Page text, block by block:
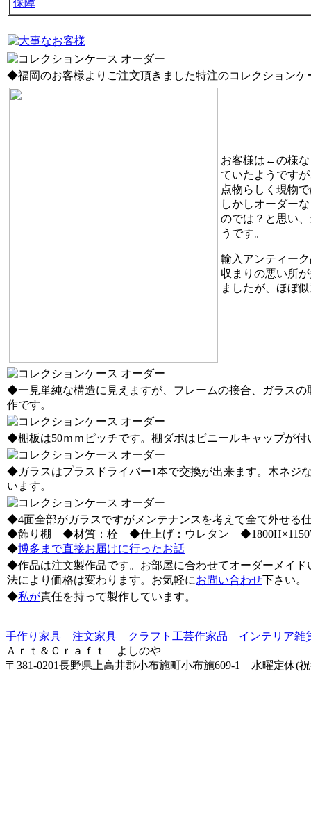
保障
◆福岡のお客様よりご注文頂きました特注のコレクションケ
お客様は←の様な
ていたようです
点物らしく現物
しかしオーダー
のでは？と思い
うです。
輸入アンティー
収まりの悪い所
ましたが、ほぼ
◆一見単純な構造に見えますが、フレームの接合、ガラスの
作です。
◆棚板は50ｍｍピッチです。棚ダボはビニールキャップが付
◆ガラスはプラスドライバー1本で交換が出来ます。木ネジ
います。
◆4面全部がガラスですがメンテナンスを考えて全て外せる
◆飾り棚 ◆材質：栓 ◆仕上げ：ウレタン
◆博多まで直接お届けに行ったお話
◆作品は注文製作品です。お部屋に合わせてオーダーメイド
法により価格は変わります。お気軽にお問い合わせ下さい。
◆私が責任を持って製作しています。
手作り家具 注文家具 クラフト工芸作家品
インテリア雑
Ａｒｔ＆Ｃｒａｆｔ よしのや
〒381-0201長野県上高井郡小布施町小布施609-1 水曜定休(